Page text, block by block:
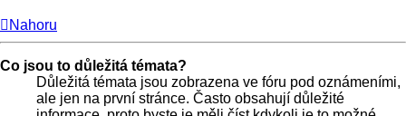
Nahoru
Co jsou to důležitá témata?
Důležitá témata jsou zobrazena ve fóru pod oznámeními,
ale jen na první stránce. Často obsahují důležité